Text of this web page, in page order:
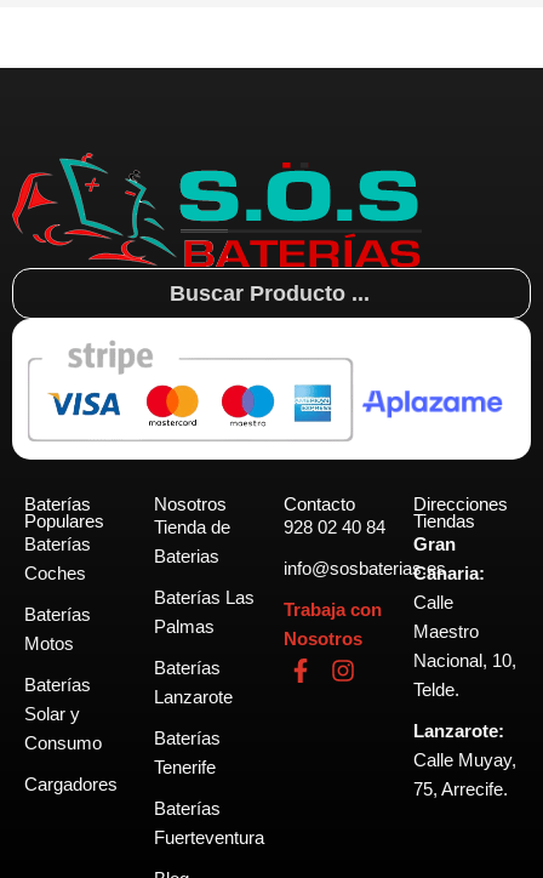
Search
...
Baterías
Populares
Baterías
Coches
Baterías
Motos
Baterías
Solar y
Consumo
Cargadores
Nosotros
Tienda de
Baterias
Baterías Las
Palmas
Baterías
Lanzarote
Baterías
Tenerife
Baterías
Fuerteventura
Contacto
928 02 40 84
info@sosbaterias.es
Trabaja con
Nosotros
F
a
I
n
Direcciones
Tiendas
Gran
Canaria:
Calle
Maestro
Nacional, 10,
Telde.
Lanzarote:
Calle Muyay,
75, Arrecife.